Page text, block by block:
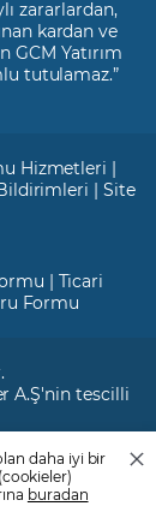
zararlardan,
kardan ve
Yatırım
tutulamaz.”
Hizmetleri |
|Site
| Ticari
Formu
A.Ş'nin tescilli
daha iyi bir
buradan